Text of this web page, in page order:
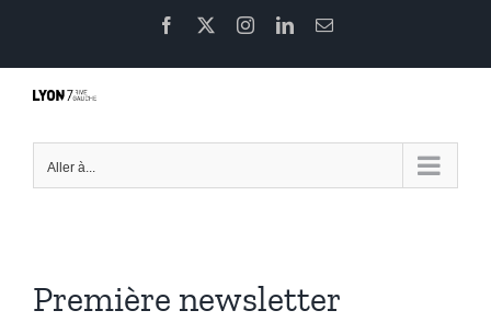
contenu
Facebook InstagramLinkedInEmail
Aller à...
Première newsletter